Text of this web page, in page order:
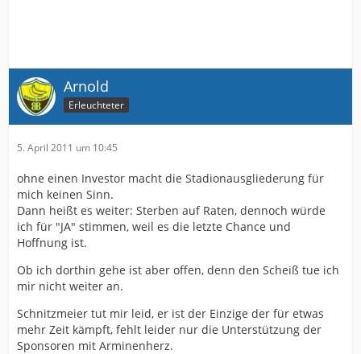
Arnold
Erleuchteter
5. April 2011 um 10:45
ohne einen Investor macht die Stadionausgliederung für
mich keinen Sinn.
Dann heißt es weiter: Sterben auf Raten, dennoch würde
ich für "JA" stimmen, weil es die letzte Chance und
Hoffnung ist.
Ob ich dorthin gehe ist aber offen, denn den Scheiß tue ich
mir nicht weiter an.
Schnitzmeier tut mir leid, er ist der Einzige der für etwas
mehr Zeit kämpft, fehlt leider nur die Unterstützung der
Sponsoren mit Arminenherz.